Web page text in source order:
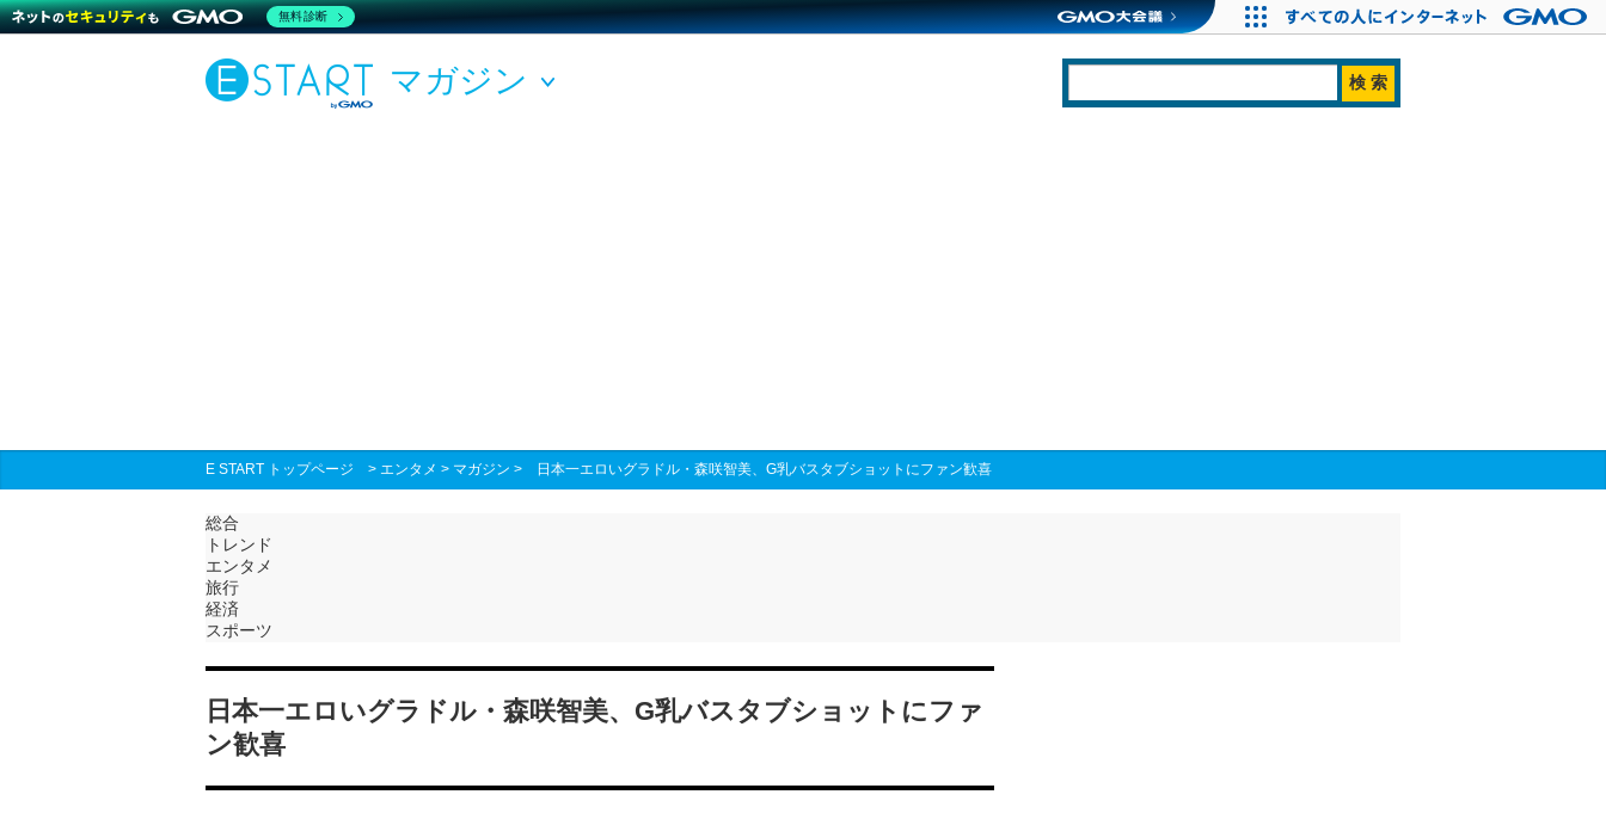
マガジン
E START トップページ > エンタメ > マガジン > 日本一エロいグラドル・森咲智美、G乳バスタブショットにファン歓喜
総合
トレンド
エンタメ
旅行
経済
スポーツ
日本一エロいグラドル・森咲智美、G乳バスタブショットにファ
ン歓喜
無料診断